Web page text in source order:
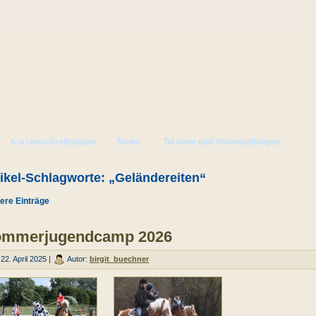
Kursbeschreibungen News
Turniere und Veranstaltungen
Schlagworte: „Geländereiten“
Einträge
2026
22. April 2025 | Autor: birgit_buechner